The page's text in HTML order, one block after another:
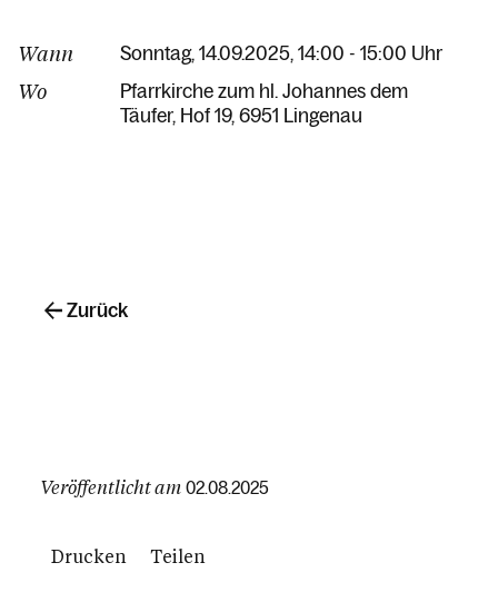
Kontakt
Wann Sonntag, 14.09.2025, 14:00 - 15:00 Uhr
Wo
Pfarrkirche zum hl. Johannes dem
Täufer Hof 19 6951 Lingenau
Veröffentlicht am 02.08.2025
Drucken Teilen
Zurück